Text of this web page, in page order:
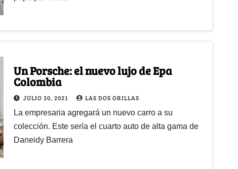
Un Porsche: el nuevo lujo de Epa
Colombia
JULIO 20, 2021 LAS DOS ORILLAS
La empresaria agregará un nuevo carro a su
colección. Este sería el cuarto auto de alta gama de
Daneidy Barrera